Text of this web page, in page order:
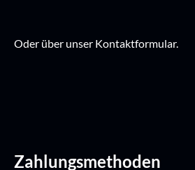
Oder über unser Kontaktformular.
Zahlungsmethoden